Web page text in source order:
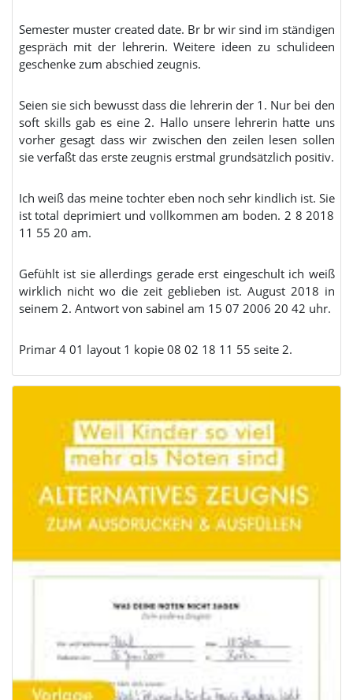
Semester muster created date. Br br wir sind im ständigen
gespräch mit der lehrerin. Weitere ideen zu schulideen
geschenke zum abschied zeugnis.
Seien sie sich bewusst dass die lehrerin der 1. Nur bei den
soft skills gab es eine 2. Hallo unsere lehrerin hatte uns
vorher gesagt dass wir zwischen den zeilen lesen sollen
sie verfaßt das erste zeugnis erstmal grundsätzlich positiv.
Ich weiß das meine tochter eben noch sehr kindlich ist. Sie
ist total deprimiert und vollkommen am boden. 2 8 2018
11 55 20 am.
Gefühlt ist sie allerdings gerade erst eingeschult ich weiß
wirklich nicht wo die zeit geblieben ist. August 2018 in
seinem 2. Antwort von sabinel am 15 07 2006 20 42 uhr.
Primar 4 01 layout 1 kopie 08 02 18 11 55 seite 2.